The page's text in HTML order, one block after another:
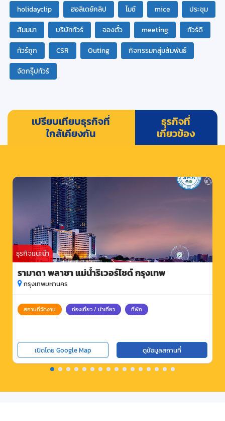
holidayclip ฮอลิเดย์คลิป ไมซ์ mice
ประชุม
สัมมนา
บริษัททัวร์ จองตั๋ว meeting
ทัวร์ดี
ทัวร์ถูก
CSR Outing
กิจกรรมกลุ่มสัมพันธ์
จัดกรุ๊ปทัวร์
เปรียบเทียบธุรกิจที่
ใกล้เคียงกัน
ธุรกิจที่
เกี่ยวข้อง
ธุรกิจแนะนำ
รามาดา พลาซา แม่น้ำริเวอร์ไซด์ กรุงเทพ
กรุงเทพมหานคร
สถานที่จัดงาน ท่องเที่ยว / นำเที่ยว ที่พัก
เปิดโดย Google Map ดูข้อมูลสถานที่